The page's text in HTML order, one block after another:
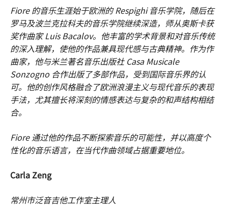
Fiore 的音乐生涯始于欧洲的 Respighi 音乐学院，随后在
罗马及波兰克拉科夫的音乐学院继续深造，师从奥斯卡获
奖作曲家 Luis Bacalov。他丰富的学术背景和对音乐传统
的深入理解，使他的作品兼具现代感与古典精神。作为作
曲家，他与米兰著名音乐出版社 Casa Musicale
Sonzogno 合作出版了多部作品，受到国际音乐界的认
可。他的创作风格融合了欧洲浪漫主义与现代音乐的表现
手法，尤其擅长将深刻的情感表达与复杂的和声结构相结
合。
Fiore 通过他的作品不断探索音乐的可能性，并以高度个
性化的音乐语言，在当代作曲领域占据重要地位。
Carla Zeng
常州市泛音吉他工作室主理人